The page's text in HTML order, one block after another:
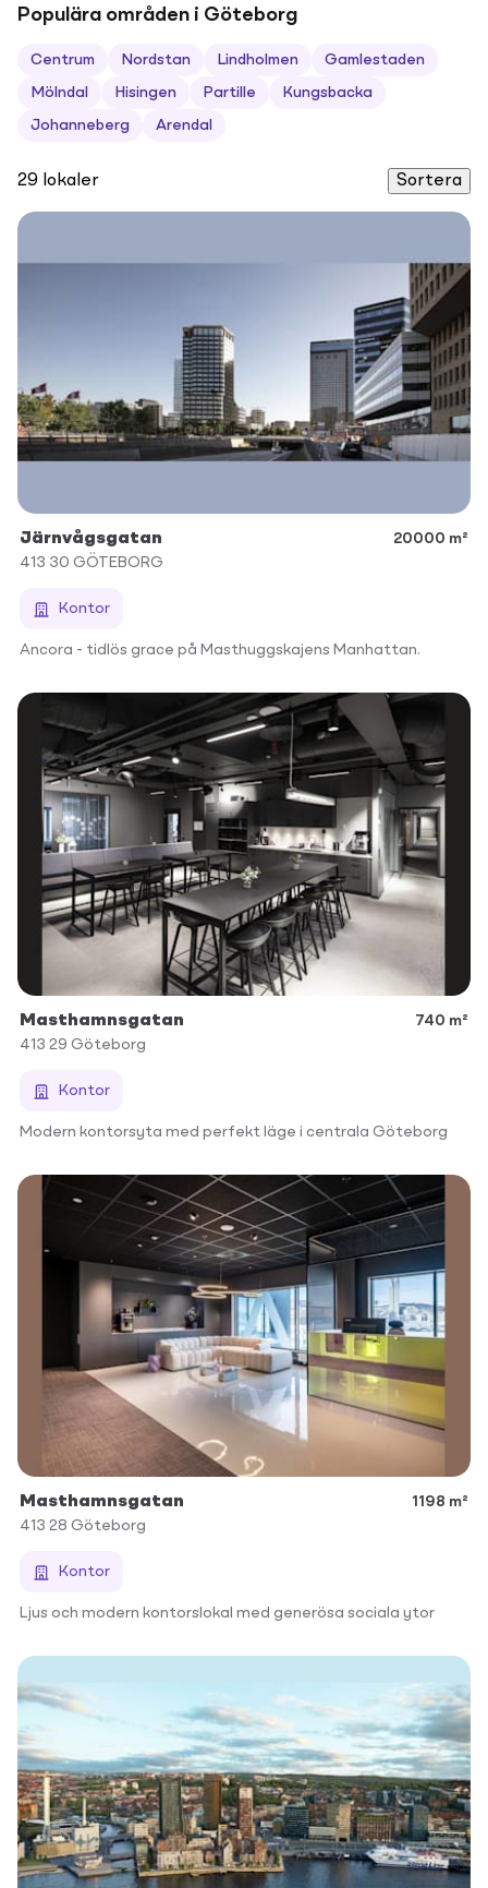
Populära områden i Göteborg
Centrum Nordstan Lindholmen Gamlestaden
Mölndal Hisingen Partille Kungsbacka
Johanneberg Arendal
29 lokaler Sortera
Järnvågsgatan
20000 m²
413 30 GÖTEBORG
Kontor
Ancora - tidlös grace på Masthuggskajens Manhattan.
Masthamnsgatan
740 m²
413 29 Göteborg
Kontor
Modern kontorsyta med perfekt läge i centrala Göteborg
Masthamnsgatan
1198 m²
413 28 Göteborg
Kontor
Ljus och modern kontorslokal med generösa sociala ytor